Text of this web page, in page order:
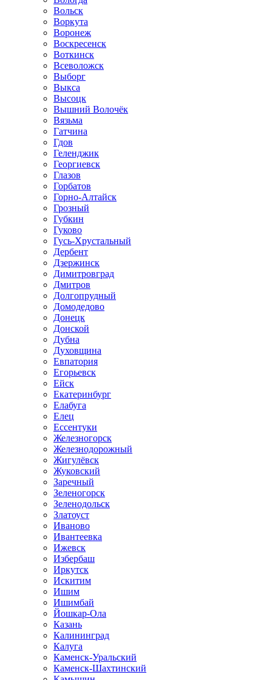
Вольск
Воркута
Воронеж
Воскресенск
Воткинск
Всеволожск
Выборг
Выкса
Высоцк
Вышний Волочёк
Вязьма
Гатчина
Гдов
Геленджик
Георгиевск
Глазов
Горбатов
Горно-Алтайск
Грозный
Губкин
Гуково
Гусь-Хрустальный
Дербент
Дзержинск
Димитровград
Дмитров
Долгопрудный
Домодедово
Донецк
Донской
Дубна
Духовщина
Евпатория
Егорьевск
Ейск
Екатеринбург
Елабуга
Елец
Ессентуки
Железногорск
Железнодорожный
Жигулёвск
Жуковский
Заречный
Зеленогорск
Зеленодольск
Златоуст
Иваново
Ивантеевка
Ижевск
Избербаш
Иркутск
Искитим
Ишим
Ишимбай
Йошкар-Ола
Казань
Калининград
Калуга
Каменск-Уральский
Каменск-Шахтинский